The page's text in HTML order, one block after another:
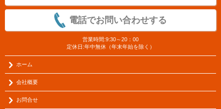
電話でお問い合わせする
営業時間:9:30～20：00
定休日:年中無休（年末年始を除く）
ホーム
会社概要
お問合せ